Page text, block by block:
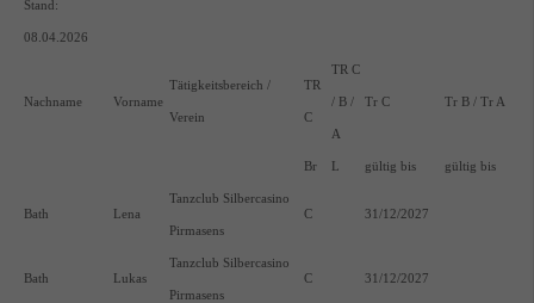
Stand:
08.04.2026
Nachname Vorname
Tätigkeitsbereich /
Verein
TR
C
TR C
/ B /
A
Tr C Tr B / Tr A
Br L gültig bis gültig bis
Bath Lena
Tanzclub Silbercasino
Pirmasens
C 31/12/2027
Bath Lukas
Tanzclub Silbercasino
Pirmasens
C 31/12/2027